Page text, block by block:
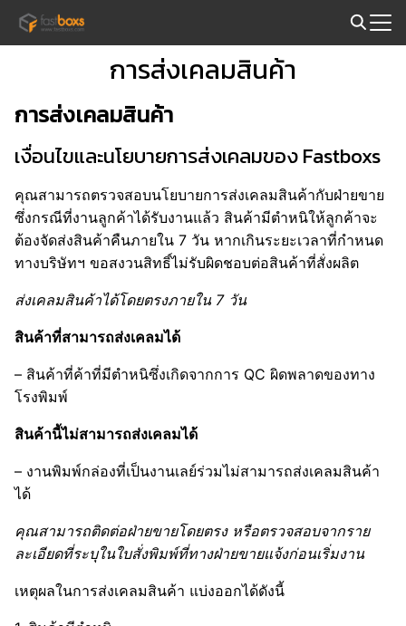
Skip
การส่งเคลมสินค้า
การส่งเคลมสินค้า
เงื่อนไขและนโยบายการส่งเคลมของ Fastboxs
คุณสามารถตรวจสอบนโยบายการส่งเคลมสินค้ากับฝ่ายขาย
ซึ่งกรณีที่งานลูกค้าได้รับงานแล้ว สินค้ามีตำหนิให้ลูกค้าจะ
ต้องจัดส่งสินค้าคืนภายใน 7 วัน หากเกินระยะเวลาที่กำหนด
ทางบริษัทฯ ขอสงวนสิทธิ์ไม่รับผิดชอบต่อสินค้าที่สั่งผลิต
ส่งเคลมสินค้าได้โดยตรงภายใน 7 วัน
สินค้าที่สามารถส่งเคลมได้
– สินค้าที่ค้าที่มีตำหนิซึ่งเกิดจากการ QC ผิดพลาดของทาง
โรงพิมพ์
สินค้านี้ไม่สามารถส่งเคลมได้
– งานพิมพ์กล่องที่เป็นงานเลย์ร่วมไม่สามารถส่งเคลมสินค้า
ได้
คุณสามารถติดต่อฝ่ายขายโดยตรง หรือตรวจสอบจากราย
ละเอียดที่ระบุในใบสั่งพิมพ์ที่ทางฝ่ายขายแจ้งก่อนเริ่มงาน
เหตุผลในการส่งเคลมสินค้า แบ่งออกได้ดังนี้